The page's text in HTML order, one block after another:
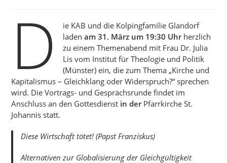
D
ie KAB und die Kolpingfamilie Glandorf
laden am 31. März um 19:30 Uhrherzlich
zu einem Themenabend mit Frau Dr. Julia
Lis vom Institut für Theologie und Politik
(Münster) ein, die zum Thema „Kirche und
Kapitalismus – Gleichklang oder Widerspruch?“ sprechen
wird. Die Vortrags- und Gesprächsrunde findet im
Anschluss an den Gottesdienst in der Pfarrkirche St.
Johannis statt.
Diese Wirtschaft tötet! (Papst Franziskus)
Alternativen zur Globalisierung der Gleichgültigkeit